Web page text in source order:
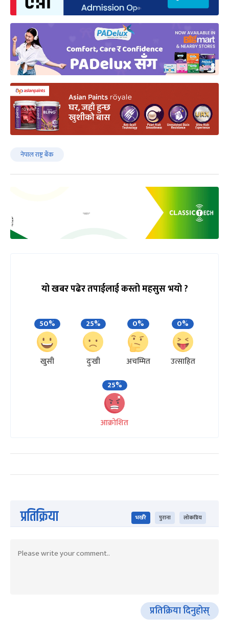
नेपाल राष्ट्र बैंक
यो खबर पढेर तपाईलाई कस्तो महसुस भयो ?
50%
खुसी
25%
दुःखी
0%
अचम्मित
0%
उत्साहित
25%
आक्रोशित
प्रतिक्रिया भर्खरै पुराना लोकप्रिय
प्रतिक्रिया दिनुहोस्